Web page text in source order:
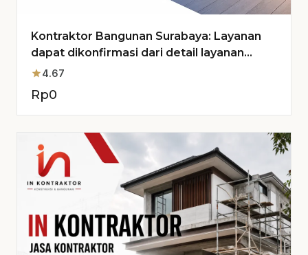
Kontraktor Bangunan Surabaya: Layanan
dapat dikonfirmasi dari detail layanan
untuk Proyek Anda
star4.67
Rp0